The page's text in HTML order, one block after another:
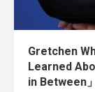
Gretchen
Learned
in Between」